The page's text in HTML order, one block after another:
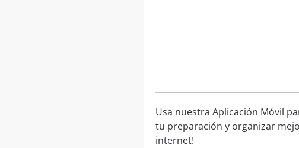
Usa nuestra Aplicación Móvil
tu preparación y organizar
internet!